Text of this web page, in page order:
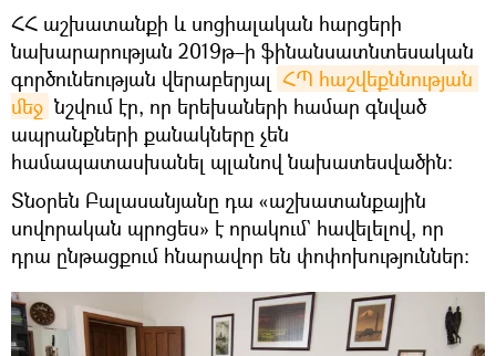
ՀՀ աշխատանքի և սոցիալական հարցերի
նախարարության 2019թ–ի ֆինանսատնտեսական
գործունեության վերաբերյալ ՀՊ հաշվեքննության
մեջ նշվում էր, որ երեխաների համար գնված
ապրանքների քանակները չեն
համապատասխանել պլանով նախատեսվածին։
Տնօրեն Բալասանյանը դա «աշխատանքային
սովորական պրոցես» է որակում` հավելելով, որ
դրա ընթացքում հնարավոր են փոփոխություններ։